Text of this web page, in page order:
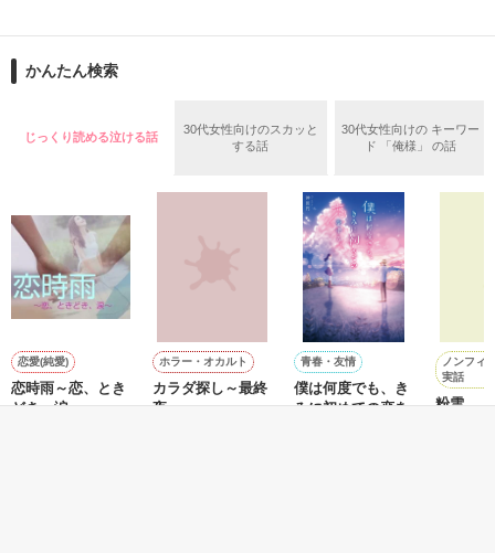
俺達は、生きる為に人を殺す。
どこで道を間違えてしまったのだろう？
“幸せになりたい”
それだけだった
本編
かんたん検索
じっくり読める泣ける話
30代女性向けのスカッと
する話
30代女性向けの キーワー
ド 「俺様」 の話
恋愛(純愛)
恋時雨～恋、とき
どき、涙～
ホラー・オカルト
カラダ探し～最終
夜～
青春・友情
僕は何度でも、き
みに初めての恋を
ノンフィ
実話
粉雪